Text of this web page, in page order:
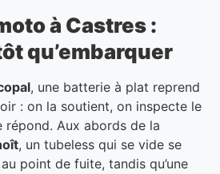
à Castres :
qu’embarquer
, une batterie à plat reprend
: on la soutient, on inspecte le
répond. Aux abords de la
, un tubeless qui se vide se
point de fuite, tandis qu’une